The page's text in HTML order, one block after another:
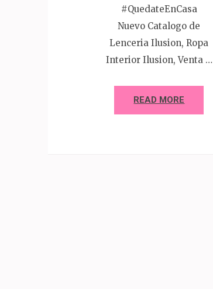
#QuedateEnCasa
Nuevo Catalogo de
Lenceria Ilusion, Ropa
Interior Ilusion, Venta …
READ MORE